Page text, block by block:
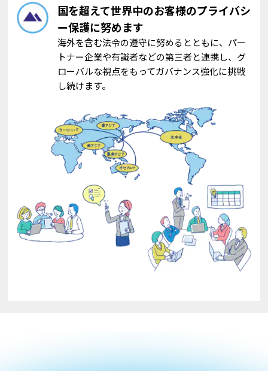
国を超えて世界中のお客様のプライバシ
ー保護に努めます
海外を含む法令の遵守に努めるとともに、パー
トナー企業や有識者などの第三者と連携し、グ
ローバルな視点をもってガバナンス強化に挑戦
し続けます。